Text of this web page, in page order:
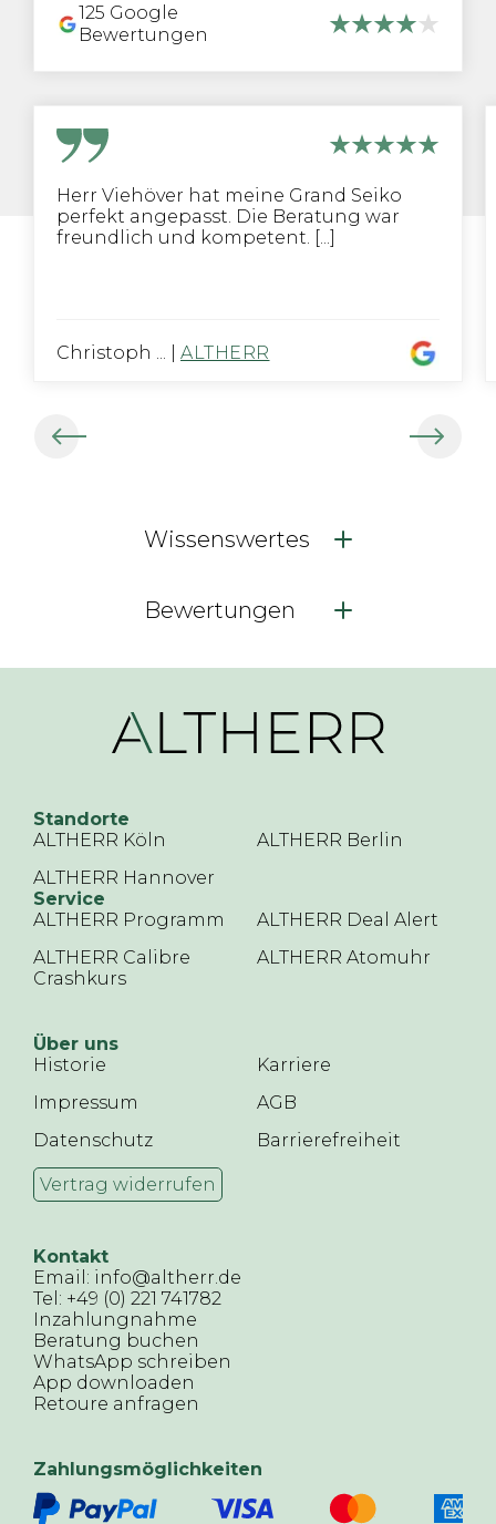
125 Google
Bewertungen
Herr Viehöver hat meine Grand Seiko
perfekt angepasst. Die Beratung war
freundlich und kompetent. [...]
Christoph ... ALTHERR
Wissenswertes
Bewertungen
Standorte
ALTHERR Köln
ALTHERR Berlin
ALTHERR Hannover
Service
ALTHERR Programm
ALTHERR Deal Alert
ALTHERR Calibre
Crashkurs
ALTHERR Atomuhr
Über uns
Historie
Karriere
Impressum
AGB
Datenschutz
Barrierefreiheit
Vertrag widerrufen
Kontakt
Email: info@altherr.de
Tel: +49 (0) 221 741782
Inzahlungnahme
Beratung buchen
WhatsApp schreiben
App downloaden
Retoure anfragen
Zahlungsmöglichkeiten